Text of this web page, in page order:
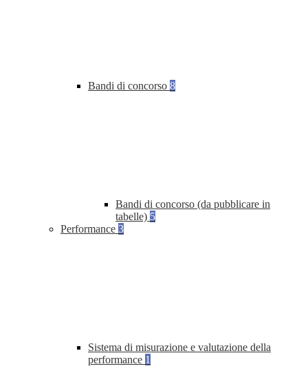
Bandi di concorso 8
Bandi di concorso (da pubblicare in
tabelle) 5
Performance 3
Sistema di misurazione e valutazione della
performance 1